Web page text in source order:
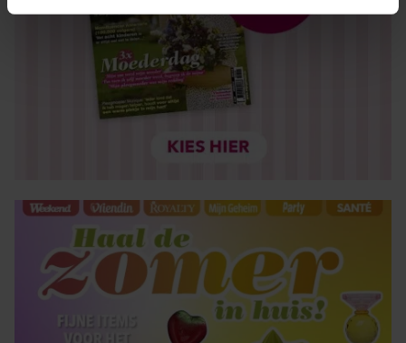
intrekken in de Cookieverklaring.
We gebruiken cookies om content en advertenties te
personaliseren, om functies voor social media te bieden
en om ons websiteverkeer te analyseren. Ook delen we
informatie over uw gebruik van onze site met onze
partners voor social media, adverteren en analyse. Deze
verzameld op basis van uw gebruik van hun services. U
gaat akkoord met onze cookies als u onze website blijft
gebruiken.